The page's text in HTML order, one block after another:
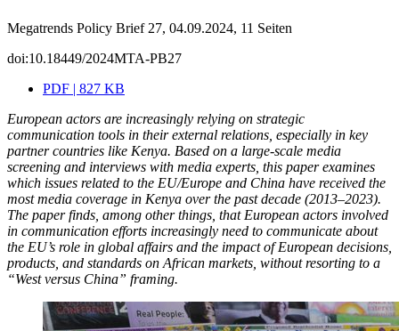
Megatrends Policy Brief 27, 04.09.2024, 11 Seiten
doi:10.18449/2024MTA-PB27
PDF | 827 KB
European actors are increasingly relying on strategic
communication tools in their external relations, especially in key
partner countries like Kenya. Based on a large-scale media
screening and interviews with media experts, this paper examines
which issues related to the EU/Europe and China have received the
most media coverage in Kenya over the past decade (2013–2023).
The paper finds, among other things, that European actors involved
in communication efforts increasingly need to communicate about
the EU’s role in global affairs and the impact of European decisions,
products, and standards on African markets, without resorting to a
“West versus China” framing.